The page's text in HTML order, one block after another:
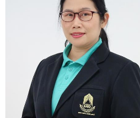
Phone: 0 5446 6666 ต่อ 3249
Mail: seangduean.ph@up.ac.th
รายละเอียดเพิ่มเติม